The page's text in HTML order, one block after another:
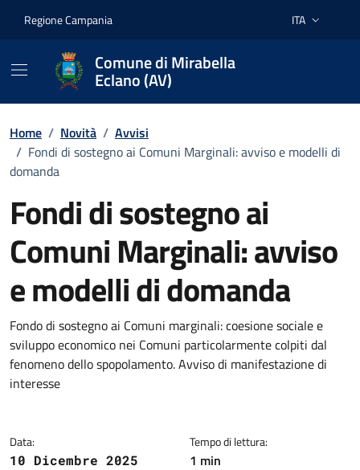
Regione Campania Lingua attiva:
ITA
Comune di Mirabella
Eclano (AV)
Home / Novità / Avvisi
/ Fondi di sostegno ai Comuni Marginali: avviso e modelli di
domanda
Fondi di sostegno ai
Comuni Marginali: avviso
e modelli di domanda
Dettagli della notizia
Fondo di sostegno ai Comuni marginali: coesione sociale e
sviluppo economico nei Comuni particolarmente colpiti dal
fenomeno dello spopolamento. Avviso di manifestazione di
interesse
Data:
10 Dicembre 2025
Tempo di lettura:
1 min